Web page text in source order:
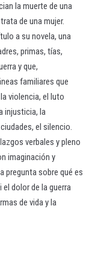
la muerte de una
de una mujer.
a su novela, una
primas, tías,
y que,
familiares que
violencia, el luto
injusticia, la
el silencio.
verbales y pleno
imaginación y
pregunta sobre qué es
dolor de la guerra
de vida y la